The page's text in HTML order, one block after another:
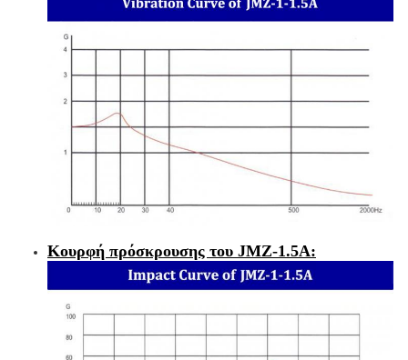
Κουρφή πρόσκρουσης του JMZ-1.5A: